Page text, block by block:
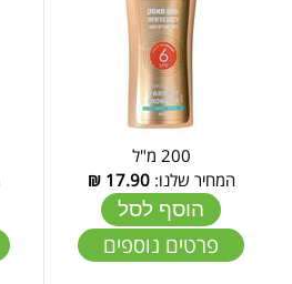
200 מ"ל
המחיר שלנו:17.90
₪
הוסף לסל
פרטים נוספים